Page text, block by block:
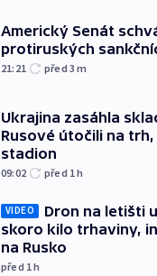
Americký Senát
protiruských
21:21 před 3m
Ukrajina zasáhla
Rusové útočili na trh,
stadion
09:02 před 1h
VIDEO
Dron na letišti
skoro kilo trhaviny,
na Rusko
před 1h